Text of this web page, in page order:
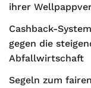
ihrer
Cashback-
gegen die
Abfallwirtschaft
Segeln zum